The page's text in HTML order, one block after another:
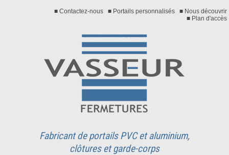
■ Nous découvrir
■ Portails personnalisés
■ Contactez-nous
■ Plan d'accès
Fabricant de portails PVC et aluminium,
clôtures et garde-corps